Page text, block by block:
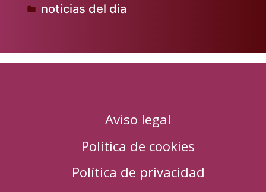
Publicado
noticias del dia
Aviso legal
Política de cookies
Política de privacidad